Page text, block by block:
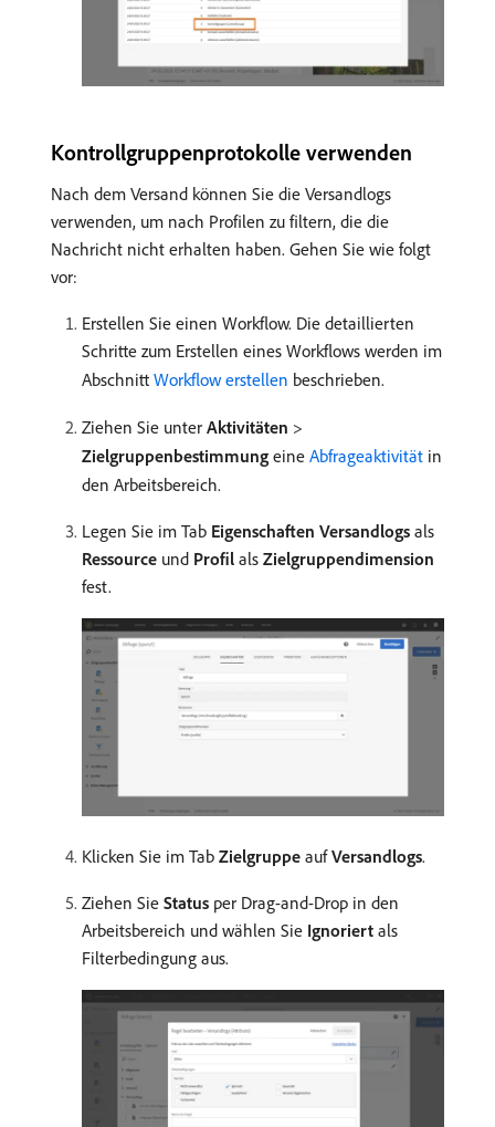
Kontrollgruppenprotokolle verwenden
Nach dem Versand können Sie die Versandlogs
verwenden, um nach Profilen zu filtern, die die
Nachricht nicht erhalten haben. Gehen Sie wie folgt
vor:
Erstellen Sie einen Workflow. Die detaillierten
Schritte zum Erstellen eines Workflows werden im
Abschnitt Workflow erstellen beschrieben.
Ziehen Sie unter Aktivitäten >
Zielgruppenbestimmung eine Abfrageaktivität in
den Arbeitsbereich.
Legen Sie im Tab Eigenschaften Versandlogs als
Ressource und Profil als Zielgruppendimension
fest.
Klicken Sie im Tab Zielgruppe aufVersandlogs.
Ziehen Sie Status per Drag-and-Drop in den
Arbeitsbereich und wählen Sie Ignoriert als
Filterbedingung aus.